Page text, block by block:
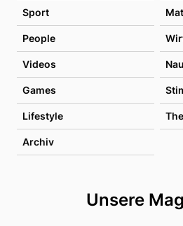
Sport
People
Videos
Games
Lifestyle
Archiv
Unsere